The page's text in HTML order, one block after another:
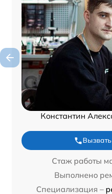
Константин
Стаж работы
Выполнено
Специализация –